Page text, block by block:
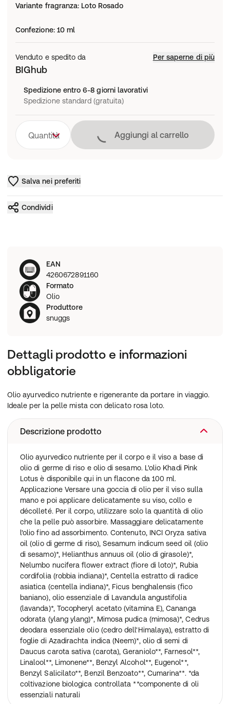
Variante fragranza: Loto Rosado
Confezione: 10 ml
Venduto e spedito da Per saperne di più
BIGhub
Spedizione entro 6-8 giorni lavorativi
Spedizione standard (gratuita)
Quantità Caricamento in
Aggiungi al carrello
Salva nei preferiti
Condividi
EAN
4260672891160
Formato
Olio
Produttore
snuggs
Dettagli prodotto e informazioni
obbligatorie
Olio ayurvedico nutriente e rigenerante da portare in viaggio.
Ideale per la pelle mista con delicato rosa loto.
Descrizione prodotto
Olio ayurvedico nutriente per il corpo e il viso a base di
olio di germe di riso e olio di sesamo. L'olio Khadi Pink
Lotus è disponibile qui in un flacone da 100 ml.
Applicazione Versare una goccia di olio per il viso sulla
mano e poi applicare delicatamente su viso, collo e
décolleté. Per il corpo, utilizzare solo la quantità di olio
che la pelle può assorbire. Massaggiare delicatamente
l'olio fino ad assorbimento. Contenuto, INCI Oryza sativa
oil (olio di germe di riso), Sesamum indicum seed oil (olio
di sesamo)*, Helianthus annuus oil (olio di girasole)*,
Nelumbo nucifera flower extract (fiore di loto)*, Rubia
cordifolia (robbia indiana)*, Centella estratto di radice
asiatica (centella indiana)*, Ficus benghalensis (fico
baniano), olio essenziale di Lavandula angustifolia
(lavanda)*, Tocopheryl acetato (vitamina E), Cananga
odorata (ylang ylang)*, Mimosa pudica (mimosa)*, Cedrus
deodara essenziale olio (cedro dell'Himalaya), estratto di
foglie di Azadirachta indica (Neem)*, olio di semi di
Daucus carota sativa (carota), Geraniolo**, Farnesol**,
Linalool**, Limonene**, Benzyl Alcohol**, Eugenol**,
Benzyl Salicilato**, Benzil Benzoato**, Cumarina**. *da
coltivazione biologica controllata **componente di oli
essenziali naturali